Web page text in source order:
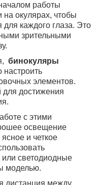
работы
на окулярах, чтобы
для каждого глаза. Это
зрительными
бинокуляры
настроить
элементов.
для достижения
с этими
освещение
и четкое
или светодиодные
моделью.
дистанция между